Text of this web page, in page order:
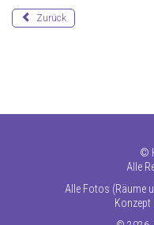
Zurück
©
Alle
Alle Fotos (Räume
Konzept